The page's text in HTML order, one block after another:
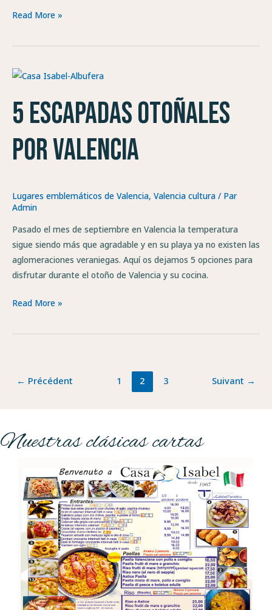
Read More »
5 escapadas otoñales
por Valencia
Lugares emblemáticos de Valencia, Valencia cultura / Par
Admin
Pasado el mes de septiembre en Valencia la temperatura
sigue siendo más que agradable y en su playa ya no existen las
aglomeraciones veraniegas. Aquí os dejamos 5 opciones para
disfrutar durante el otoño de Valencia y su cocina.
5
otoñales
por
Valencia
Read More »
← Précédent 1 2 3 Suivant →
Nuestras clásicas cartas